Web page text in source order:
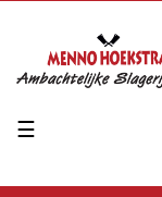
Toggle
☰